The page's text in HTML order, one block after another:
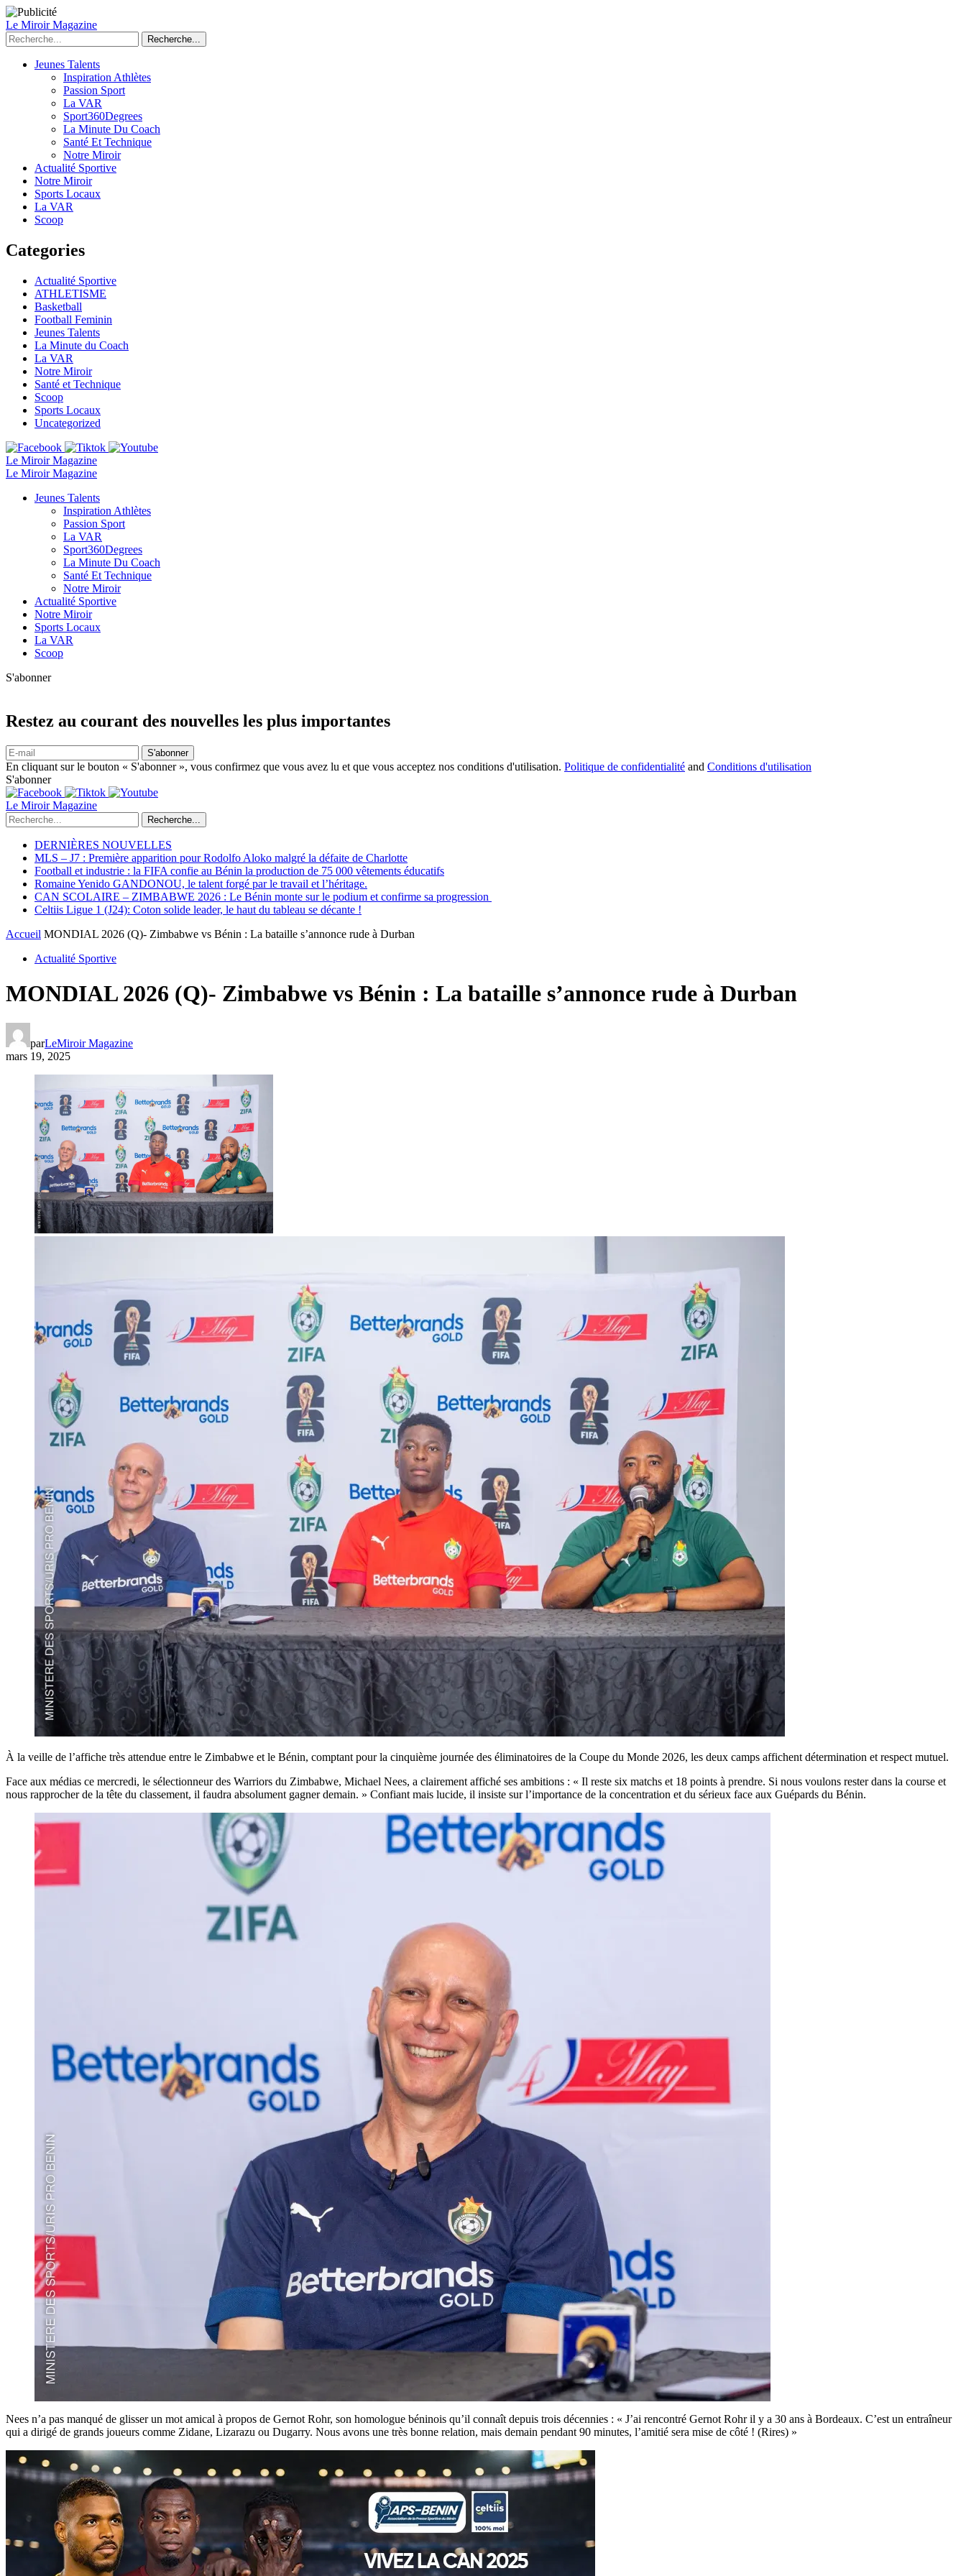
Le Miroir Magazine
Recherche...
Jeunes Talents
Inspiration Athlètes
Passion Sport
La VAR
Sport360Degrees
La Minute Du Coach
Santé Et Technique
Notre Miroir
Actualité Sportive
Notre Miroir
Sports Locaux
La VAR
Scoop
Categories
Actualité Sportive
ATHLETISME
Basketball
Football Feminin
Jeunes Talents
La Minute du Coach
La VAR
Notre Miroir
Santé et Technique
Scoop
Sports Locaux
Uncategorized
Le Miroir Magazine
Le Miroir Magazine
Jeunes Talents
Inspiration Athlètes
Passion Sport
La VAR
Sport360Degrees
La Minute Du Coach
Santé Et Technique
Notre Miroir
Actualité Sportive
Notre Miroir
Sports Locaux
La VAR
Scoop
S'abonner
Restez au courant des nouvelles les plus importantes
S'abonner
En cliquant sur le bouton « S'abonner », vous confirmez que vous avez lu et que vous acceptez nos conditions d'utilisation. Politique de confidentialité and Conditions d'utilisation
S'abonner
Le Miroir Magazine
Recherche...
DERNIÈRES NOUVELLES
MLS – J7 : Première apparition pour Rodolfo Aloko malgré la défaite de Charlotte
Football et industrie : la FIFA confie au Bénin la production de 75 000 vêtements éducatifs
Romaine Yenido GANDONOU, le talent forgé par le travail et l’héritage.
CAN SCOLAIRE – ZIMBABWE 2026 : Le Bénin monte sur le podium et confirme sa progression
Celtiis Ligue 1 (J24): Coton solide leader, le haut du tableau se décante !
Accueil MONDIAL 2026 (Q)- Zimbabwe vs Bénin : La bataille s’annonce rude à Durban
Actualité Sportive
MONDIAL 2026 (Q)- Zimbabwe vs Bénin : La bataille s’annonce rude à Durban
parLeMiroir Magazine
mars 19, 2025
À la veille de l’affiche très attendue entre le Zimbabwe et le Bénin, comptant pour la cinquième journée des éliminatoires de la Coupe du Monde 2026, les deux camps affichent détermination et respect mutuel.
Face aux médias ce mercredi, le sélectionneur des Warriors du Zimbabwe, Michael Nees, a clairement affiché ses ambitions : « Il reste six matchs et 18 points à prendre. Si nous voulons rester dans la course et
nous rapprocher de la tête du classement, il faudra absolument gagner demain. » Confiant mais lucide, il insiste sur l’importance de la concentration et du sérieux face aux Guépards du Bénin.
Nees n’a pas manqué de glisser un mot amical à propos de Gernot Rohr, son homologue béninois qu’il connaît depuis trois décennies : « J’ai rencontré Gernot Rohr il y a 30 ans à Bordeaux. C’est un entraîneur
qui a dirigé de grands joueurs comme Zidane, Lizarazu ou Dugarry. Nous avons une très bonne relation, mais demain pendant 90 minutes, l’amitié sera mise de côté ! (Rires) »